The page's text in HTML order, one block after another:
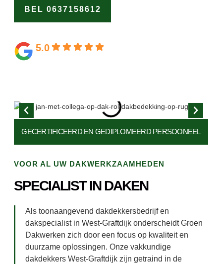
BEL 0637158612
5.0
GECERTIFICEERD EN GEDIPLOMEERD PERSOONEEL
VOOR AL UW DAKWERKZAAMHEDEN
SPECIALIST IN DAKEN
Als toonaangevend dakdekkersbedrijf en
dakspecialist in West-Graftdijk onderscheidt Groen
Dakwerken zich door een focus op kwaliteit en
duurzame oplossingen. Onze vakkundige
dakdekkers West-Graftdijk zijn getraind in de